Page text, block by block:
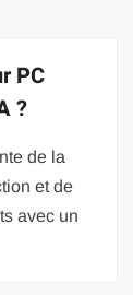
PC
?
de la
et de
avec un